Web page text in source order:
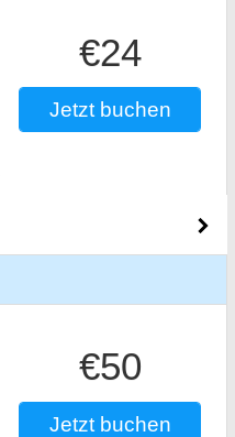
€24
Jetzt buchen
€50
Jetzt buchen